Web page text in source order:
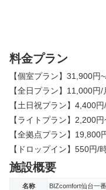
料金プラン
【個室プラン】31,900円
【全日プラン】11,000円/
【土日祝プラン】4,400円
【ライトプラン】2,200円
【全拠点プラン】19,800
【ドロップイン】550円/
施設概要
名称 BIZcomfort仙台一